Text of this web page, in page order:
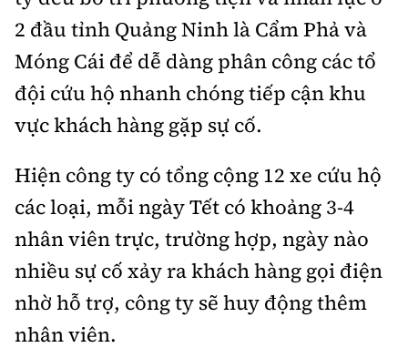
2 đầu tỉnh Quảng Ninh là Cẩm Phả và
Móng Cái để dễ dàng phân công các tổ
đội cứu hộ nhanh chóng tiếp cận khu
vực khách hàng gặp sự cố.
Hiện công ty có tổng cộng 12 xe cứu hộ
các loại, mỗi ngày Tết có khoảng 3-4
nhân viên trực, trường hợp, ngày nào
nhiều sự cố xảy ra khách hàng gọi điện
nhờ hỗ trợ, công ty sẽ huy động thêm
nhân viên.